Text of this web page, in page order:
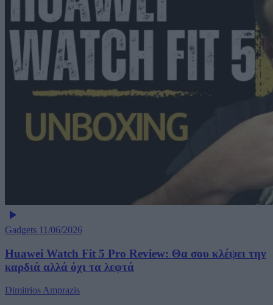
Gadgets 11/06/2026
Huawei Watch Fit 5 Pro Review: Θα σου κλέψει την
καρδιά αλλά όχι τα λεφτά
Dimitrios Amprazis